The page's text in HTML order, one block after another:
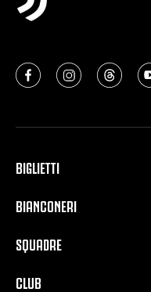
BIGLIETTI
BIANCONERI
SQUADRE
CLUB